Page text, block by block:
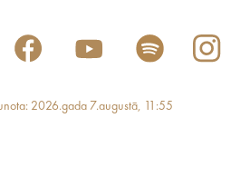
2026.gada 7.augustā, 11:55